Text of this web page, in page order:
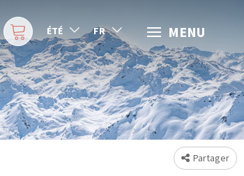
ÉTÉ FR MENU
Partager